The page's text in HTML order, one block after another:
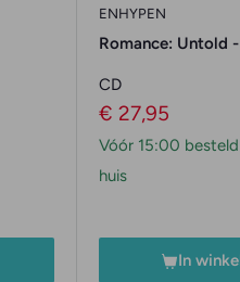
ENHYPEN
Romance: Untold
CD
Verkoopprijs
€ 27,95
Vóór 15:00
huis
In